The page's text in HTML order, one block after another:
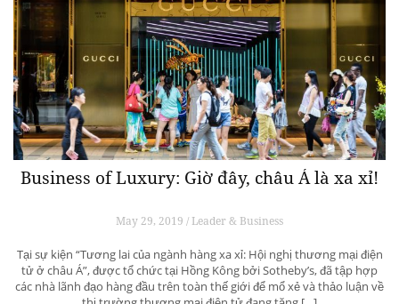
Vớ của quý ông: từ lịch sử đến ứng dụng đời
thường
Jun 28, 2019 / Fashion & Jewelry
Từ biểu tượng của sự sạch sẽ đến phụ kiện thời trang, chiếc vớ khiêm
tốn đã đi một chặng đường dài, và là món đồ thiết yếu của hầu hết mọi
trang phục nam. Cùng Luxuo tìm hiểu thêm về câu chuyện của những